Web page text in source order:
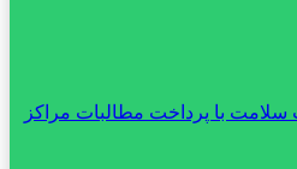
سلامت با پرداخت مطالبات مراکز